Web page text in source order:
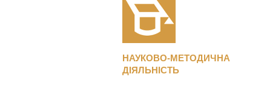
НАУКОВО-МЕТОДИЧНА
ДІЯЛЬНІСТЬ